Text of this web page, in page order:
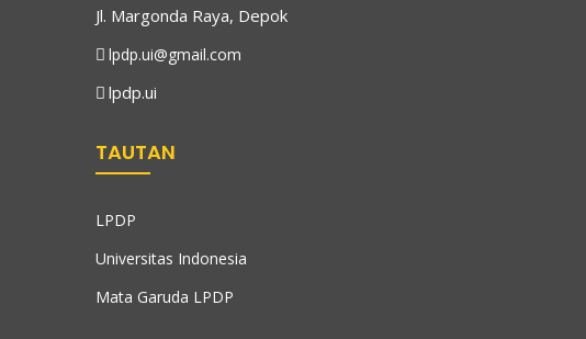
Jl. Margonda Raya, Depok
lpdp.ui@gmail.com
lpdp.ui
TAUTAN
LPDP
Universitas Indonesia
Mata Garuda LPDP